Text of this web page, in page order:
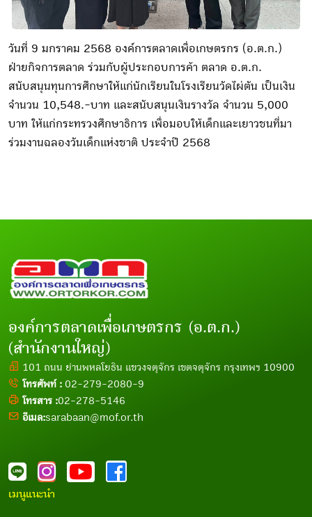
วันที่ 9 มกราคม 2568 องค์การตลาดเพื่อเกษตรกร (อ.ต.ก.)
ฝ่ายกิจการตลาด ร่วมกับผู้ประกอบการค้า ตลาด อ.ต.ก.
สนับสนุนทุนการศึกษาให้แก่นักเรียนในโรงเรียนวัดไผ่ตัน เป็นเงิน
จำนวน 10,548.-บาท และสนับสนุนเงินรางวัล จำนวน 5,000
บาท ให้แก่กระทรวงศึกษาธิการ เพื่อมอบให้เด็กและเยาวชนที่มา
ร่วมงานฉลองวันเด็กแห่งชาติ ประจำปี 2568
องค์การตลาดเพื่อเกษตรกร (อ.ต.ก.)
(สำนักงานใหญ่)
101 ถนน ย่านพหลโยธิน แขวงจตุจักร เขตจตุจักร กรุงเทพฯ 10900
โทรศัพท์ : 02-279-2080-9
โทรสาร :02-278-5146
อีเมล:sarabaan@mof.or.th
เมนูแนะนำ